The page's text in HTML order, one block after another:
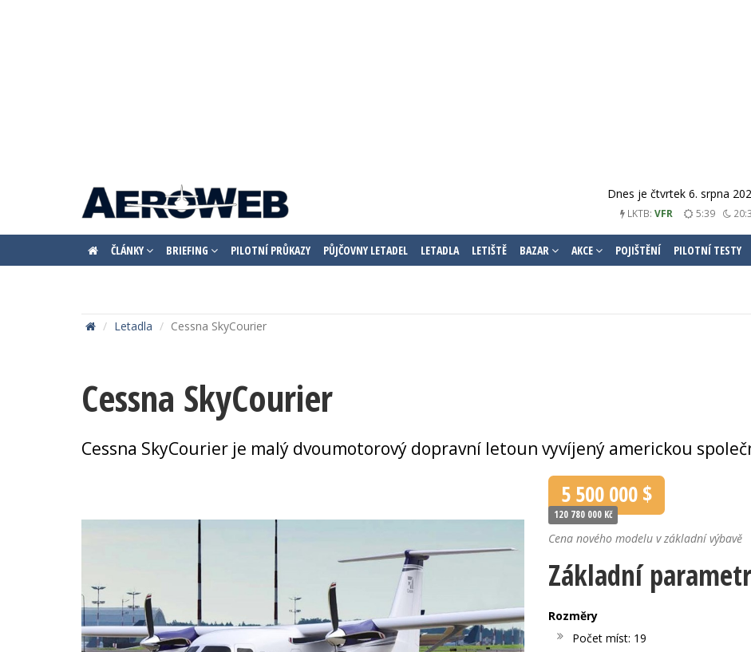
Dnes je čtvrtek 6. srpna
LKTB: VFR 5:39
ČLÁNKY BRIEFING PILOTNÍ PRŮKAZY PŮJČOVNY LETADEL LETADLA LETIŠTĚ BAZAR AKCE POJIŠTĚNÍ PILOTNÍ TESTY
Letadla Cessna SkyCourier
Cessna SkyCourier
Cessna SkyCourier je malý dvoumotorový dopravní letoun vyvíjený americkou
5 500 000 $
120 780 000 Kč
Cena nového modelu v základní výbavě
Základní
Rozměry
Počet míst: 19